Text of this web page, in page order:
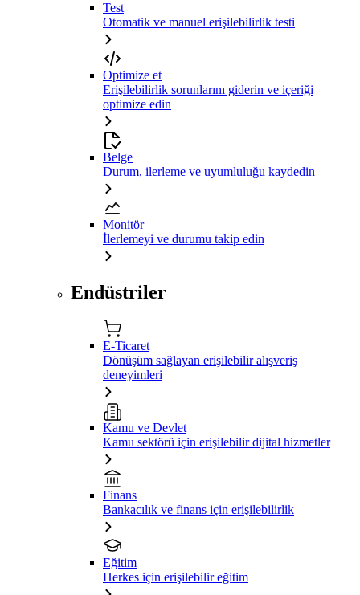
Test
Otomatik ve manuel erişilebilirlik testi
Optimize et
Erişilebilirlik sorunlarını giderin ve içeriği
optimize edin
Belge
Durum, ilerleme ve uyumluluğu kaydedin
Monitör
İlerlemeyi ve durumu takip edin
Endüstriler
E-Ticaret
Dönüşüm sağlayan erişilebilir alışveriş
deneyimleri
Kamu ve Devlet
Kamu sektörü için erişilebilir dijital hizmetler
Finans
Bankacılık ve finans için erişilebilirlik
Eğitim
Herkes için erişilebilir eğitim